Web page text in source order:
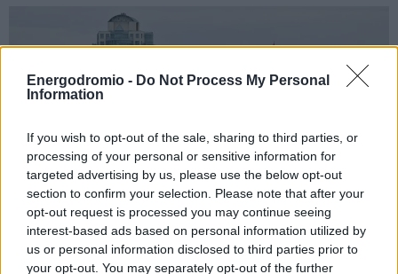
Energodromio - Do Not Process My Personal
Information
If you wish to opt-out of the sale, sharing to third parties, or
processing of your personal or sensitive information for
targeted advertising by us, please use the below opt-out
section to confirm your selection. Please note that after your
opt-out request is processed you may continue seeing
interest-based ads based on personal information utilized by
us or personal information disclosed to third parties prior to
your opt-out. You may separately opt-out of the further